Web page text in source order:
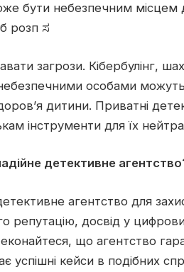
бути небезпечним місцем
розп ಸ
загрози. Кібербулінг,
особами можуть
дитини. Приватні
інструменти для їх
детективне
агентство для
репутацію, досвід у
що агентство
успішні кейси в подібних